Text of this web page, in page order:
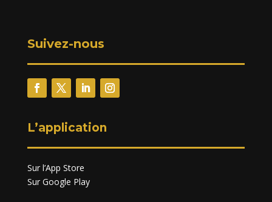
Suivez-nous
L’application
Sur l’App Store
Sur Google Play